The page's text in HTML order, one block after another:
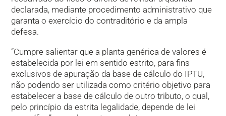
declarada, mediante procedimento administrativo que
garanta o exercício do contraditório e da ampla
defesa.
“Cumpre salientar que a planta genérica de valores é
estabelecida por lei em sentido estrito, para fins
exclusivos de apuração da base de cálculo do IPTU,
não podendo ser utilizada como critério objetivo para
estabelecer a base de cálculo de outro tributo, o qual,
pelo princípio da estrita legalidade, depende de lei